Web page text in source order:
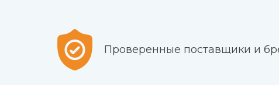
Проверенные поставщики и